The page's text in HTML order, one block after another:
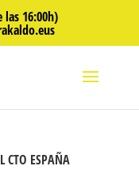
las 16:00h)
CTO ESPAÑA